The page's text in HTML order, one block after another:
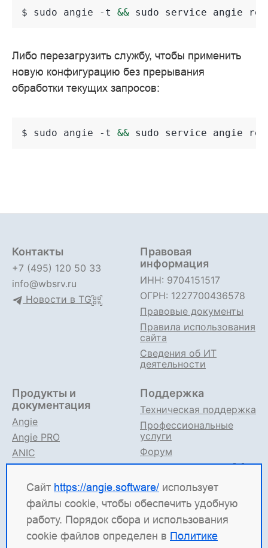
$ sudo angie -t && sudo service angie
Либо перезагрузить службу, чтобы применить
новую конфигурацию без прерывания
обработки текущих запросов:
$ sudo angie -t && sudo service angie
Сайт https://angie.software/ использует
файлы cookie, чтобы обеспечить удобную
работу. Порядок сбора и использования
cookie файлов определен в Политике
Контакты
+7 (495) 120 50 33
info@wbsrv.ru
Новости в TG
Правовая
информация
ИНН: 9704151517
ОГРН: 1227700436578
Правовые документы
Правила использования
сайта
Сведения об ИТ
деятельности
Продукты и
документация
Angie
Angie PRO
ANIC
Angie ADC
Документация
Поддержка
Техническая поддержка
Профессиональные
услуги
Форум
Поддержка в TG
Angie Software(ООО "Веб-Сервер") — российская
ИТ-компания, которая развивает решения для